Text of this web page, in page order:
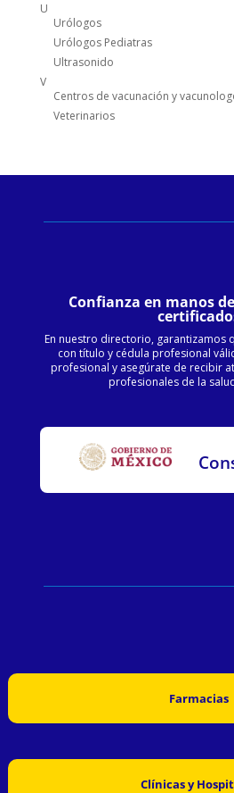
U
Urólogos
Urólogos Pediatras
Ultrasonido
V
Centros de vacunación y
Veterinarios
Confianza en manos
En nuestro directorio, garantizamos
con título y cédula profesional
profesional y asegúrate de recibir
profesionales de la
Farmacias
Clínicas y